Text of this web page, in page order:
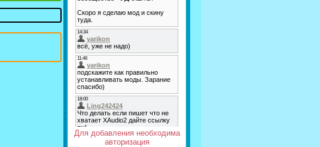
Для добавления необходима
авторизация